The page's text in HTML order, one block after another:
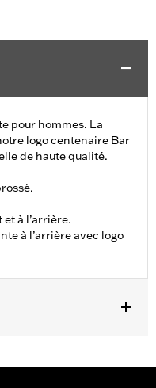
pour hommes. La
logo centenaire Bar
de haute qualité.
et à l’arrière.
à l’arrière avec logo
- Rendez-vous sur